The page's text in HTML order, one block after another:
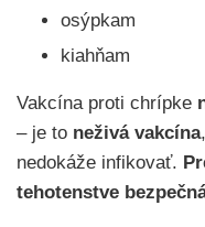
osýpkam
kiahňam
Vakcína proti chrípke
– je to neživá vakcína
nedokáže infikovať.
tehotenstve